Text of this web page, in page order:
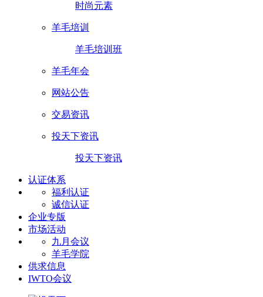
时尚元素
羊毛培训
羊毛培训班
羊毛年会
网站公告
交易资讯
投天下资讯
投天下资讯
认证体系
福利认证
诚信认证
企业专版
市场活动
九月会议
羊毛学院
供求信息
IWTO会议